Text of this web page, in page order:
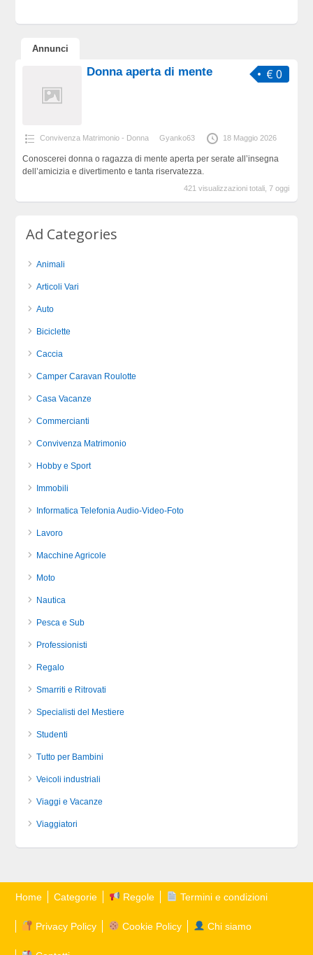
Annunci
€ 0
Donna aperta di mente
Convivenza Matrimonio - Donna Gyanko63 18 Maggio 2026
Conoscerei donna o ragazza di mente aperta per serate all’insegna
dell’amicizia e divertimento e tanta riservatezza.
421 visualizzazioni totali, 7 oggi
Ad Categories
Animali
Articoli Vari
Auto
Biciclette
Caccia
Camper Caravan Roulotte
Casa Vacanze
Commercianti
Convivenza Matrimonio
Hobby e Sport
Immobili
Informatica Telefonia Audio-Video-Foto
Lavoro
Macchine Agricole
Moto
Nautica
Pesca e Sub
Professionisti
Regalo
Smarriti e Ritrovati
Specialisti del Mestiere
Studenti
Tutto per Bambini
Veicoli industriali
Viaggi e Vacanze
Viaggiatori
Home Categorie Regole Termini e condizioni
Privacy Policy Cookie Policy Chi siamo